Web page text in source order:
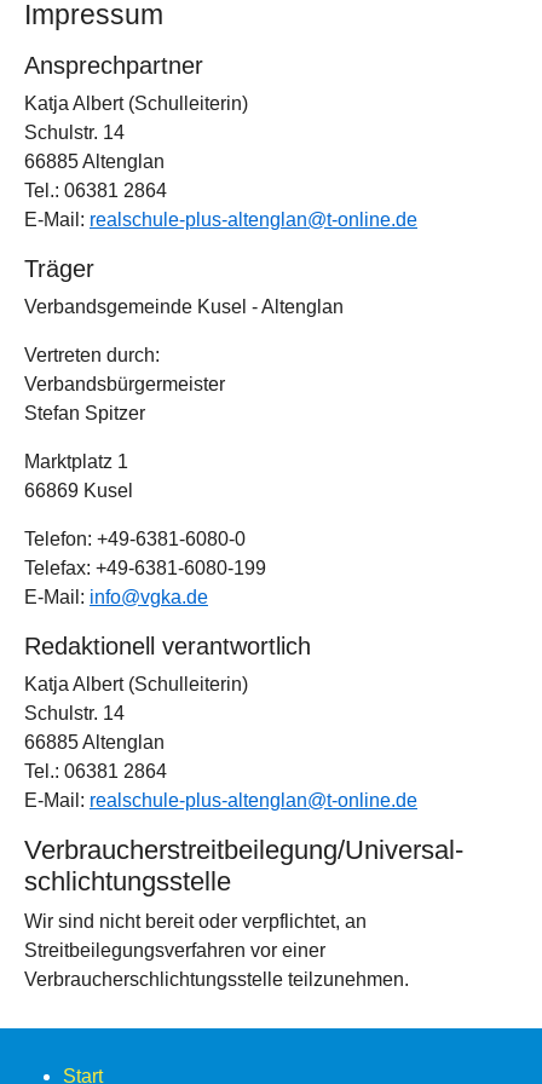
Impressum
Ansprechpartner
Katja Albert (Schulleiterin)
Schulstr. 14
66885 Altenglan
Tel.: 06381 2864
E-Mail: realschule-plus-altenglan@t-online.de
Träger
Verbandsgemeinde Kusel - Altenglan
Vertreten durch:
Verbandsbürgermeister
Stefan Spitzer
Marktplatz 1
66869 Kusel
Telefon: +49-6381-6080-0
Telefax: +49-6381-6080-199
E-Mail: info@vgka.de
Redaktionell verantwortlich
Katja Albert (Schulleiterin)
Schulstr. 14
66885 Altenglan
Tel.: 06381 2864
E-Mail: realschule-plus-altenglan@t-online.de
Verbraucher­streit­beilegung/Universal­
schlichtungs­stelle
Wir sind nicht bereit oder verpflichtet, an
Streitbeilegungsverfahren vor einer
Verbraucherschlichtungsstelle teilzunehmen.
Start